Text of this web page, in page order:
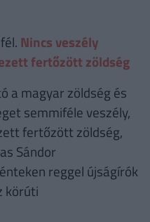
Nincs veszély
fertőzött zöldség
a magyar zöldség és
semmiféle veszély,
fertőzött zöldség,
Sándor
reggel újságírók
körúti